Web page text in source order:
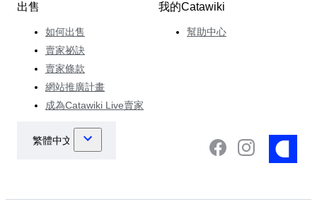
出售
如何出售
賣家祕訣
賣家條款
網站推廣計畫
成為Catawiki Live賣家
我的Catawiki
幫助中心